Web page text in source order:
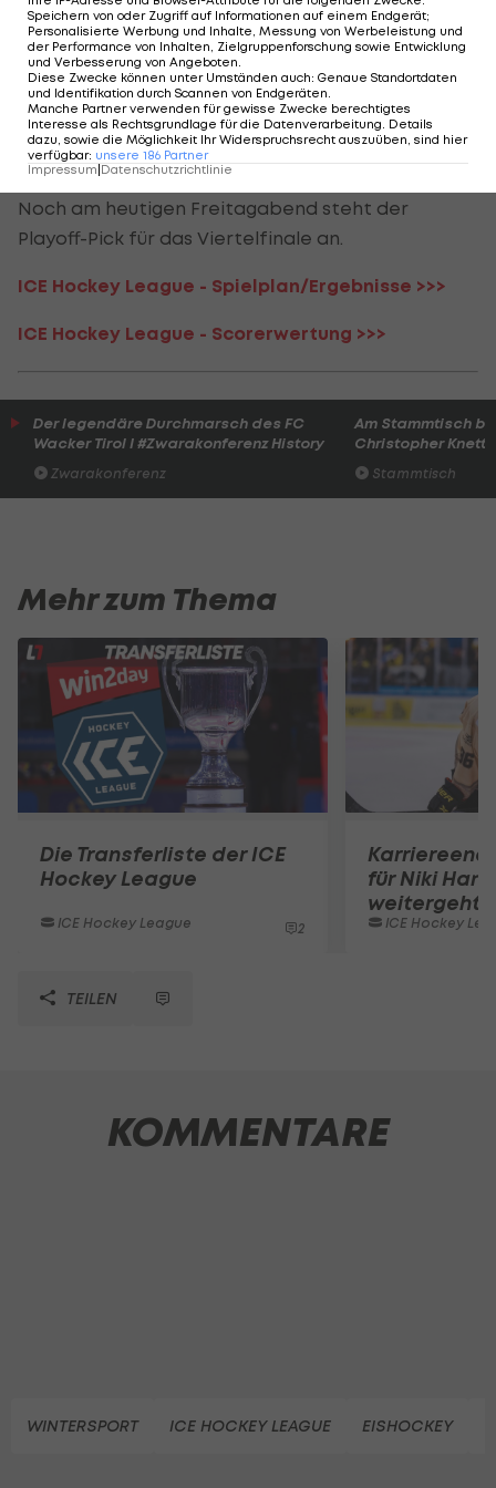
Torschüsse ab, finden aber keinen Weg an
Znojmo-Torhüter Kantor vorbei. Die Tschechen
agieren abwartend, in der zweiten Overtime
erzielt Gorcik (88.) nach 88 Spielminuten das
serienentscheidende 5:4 und schießt die "Adler" ins
Playoff-Viertelfinale.
Noch am heutigen Freitagabend steht der
Playoff-Pick für das Viertelfinale an.
ICE Hockey League - Spielplan/Ergebnisse >>>
ICE Hockey League - Scorerwertung >>>
Der legendäre Durchmarsch des FC
Wacker Tirol I #Zwarakonferenz History
Zwarakonferenz
Am Stammtisch
Christopher Knett
Stammtisch
Mehr zum Thema
Die Transferliste der ICE
Hockey League
ICE Hockey League 2
für Niki Hartl
weitergeht
ICE Hockey
TEILEN
KOMMENTARE
WINTERSPORT ICE HOCKEY LEAGUE EISHOCKEY
Speichern von oder Zugriff auf Informationen auf einem Endgerät;
Personalisierte Werbung und Inhalte, Messung von Werbeleistung und
der Performance von Inhalten, Zielgruppenforschung sowie Entwicklung
und Verbesserung von Angeboten
Diese Zwecke können unter Umständen auch: Genaue Standortdaten
und Identifikation durch Scannen von Endgeräten
Manche Partner verwenden für gewisse Zwecke berechtigtes
Interesse als Rechtsgrundlage für die Datenverarbeitung. Details
dazu, sowie die Möglichkeit Ihr Widerspruchsrecht auszuüben, sind hier
verfügbar: unsere 186 Partner
Impressum|Datenschutzrichtlinie